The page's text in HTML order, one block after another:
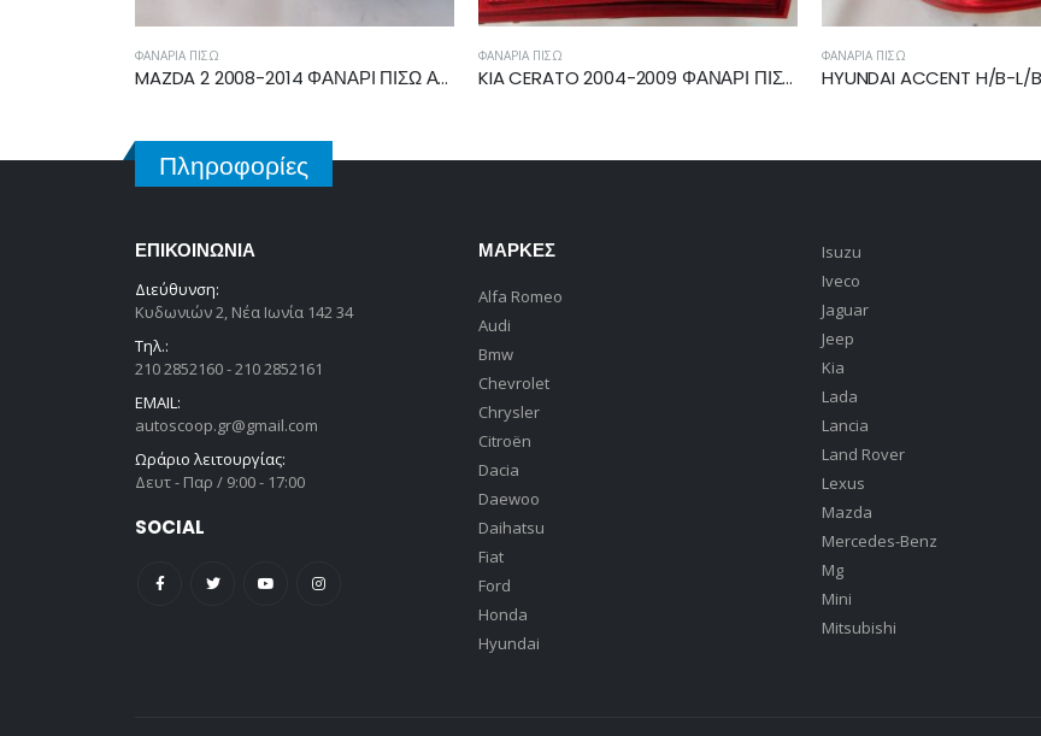
MAZDA 2 2008-2014 ΦΑΝΑΡΙ ΠΙΣΩ ΑΡΙΣΤΕΡΟ D65115160D
ΦΑΝΆΡΙΑ ΠΊΣΩ
KIA CERATO 2004-2009 ΦΑΝΑΡΙ ΠΙΣΩ ΔΕΞΙΟ 5πορτο 92402-2F210
ΦΑΝΆΡΙΑ ΠΊΣΩ
HYUNDAI ACCENT H/B-L/B 2003-2005 ΦΑΝΟΣ ΠΙΣΩ ΑΡΙΣΤΕΡΟ 92401-25710
ΦΑΝΆΡΙΑ ΠΊΣΩ
Πληροφορίες
ΕΠΙΚΟΙΝΩΝΊΑ
Διεύθυνση:
Κυδωνιών 2, Νέα Ιωνία 142 34
Τηλ.:
210 2852160 - 210 2852161
EMAIL:
autoscoop.gr@gmail.com
Ωράριο λειτουργίας:
Δευτ - Παρ / 9:00 - 17:00
SOCIAL
ΜΆΡΚΕΣ
Alfa Romeo
Audi
Bmw
Chevrolet
Chrysler
Citroën
Dacia
Daewoo
Daihatsu
Fiat
Ford
Honda
Hyundai
Isuzu
Iveco
Jaguar
Jeep
Kia
Lada
Lancia
Land Rover
Lexus
Mazda
Mercedes-Benz
Mg
Mini
Mitsubishi